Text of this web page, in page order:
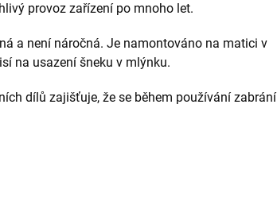
provoz zařízení po mnoho let.
a není náročná. Je namontováno na matici v
na usazení šneku v mlýnku.
dílů zajišťuje, že se během používání zabrání